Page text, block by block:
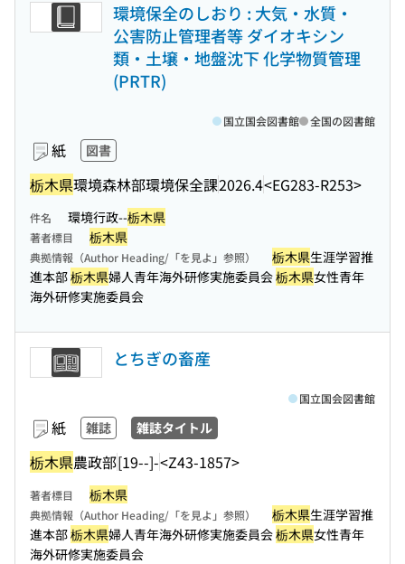
環境保全のしおり : 大気・水質・
公害防止管理者等 ダイオキシン
類・土壌・地盤沈下 化学物質管理
(PRTR)
紙 図書
栃木県環境森林部環境保全課2026.4<EG283-R253>
国立国会図書館 全国の図書館
件名 環境行政--栃木県
著者標目 栃木県
典拠情報（Author Heading/「を見よ」参照） 栃木県生涯学習推
進本部栃木県婦人青年海外研修実施委員会栃木県女性青年
海外研修実施委員会
とちぎの畜産
紙 雑誌 雑誌タイトル
栃木県農政部[19--]-<Z43-1857>
国立国会図書館
著者標目 栃木県
典拠情報（Author Heading/「を見よ」参照） 栃木県生涯学習推
進本部栃木県婦人青年海外研修実施委員会栃木県女性青年
海外研修実施委員会